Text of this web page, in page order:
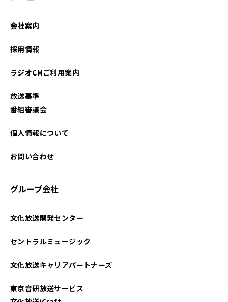
会社案内
採用情報
ラジオCMご利用案内
放送基準
番組審議会
個人情報について
お問い合わせ
グループ会社
文化放送開発センター
セントラルミュージック
文化放送キャリアパートナーズ
東京音研放送サービス